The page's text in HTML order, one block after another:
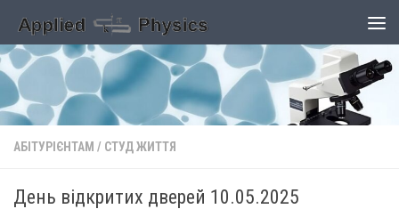
Skip to content
АБІТУРІЄНТАМ / СТУД ЖИТТЯ
День відкритих дверей 10.05.2025